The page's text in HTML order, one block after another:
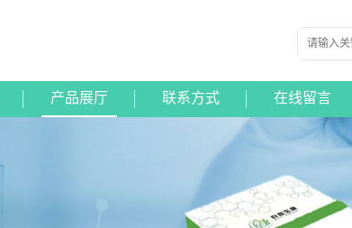
产品展厅 联系方式 在线留言